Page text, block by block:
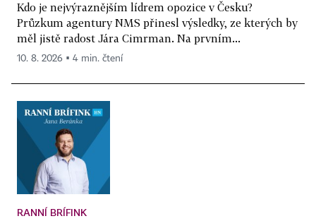
Kdo je nejvýraznějším lídrem opozice v Česku?
Průzkum agentury NMS přinesl výsledky, ze kterých by
měl jistě radost Jára Cimrman. Na prvním...
10. 8. 2026 ▪ 4 min. čtení
RANNÍ BRÍFINK